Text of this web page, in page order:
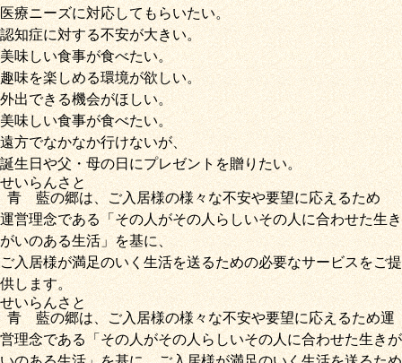
医療ニーズに対応してもらいたい。
認知症に対する不安が大きい。
美味しい食事が食べたい。
趣味を楽しめる環境が欲しい。
外出できる機会がほしい。
美味しい食事が食べたい。
遠方でなかなか行けないが、
誕生日や父・母の日にプレゼントを贈りたい。
青藍
せいらん
の郷
さと
は、ご入居様の様々な不安や要望に応えるため
運営理念である「その人がその人らしいその人に合わせた生き
がいのある生活」を基に、
ご入居様が満足のいく生活を送るための必要なサービスをご提
供します。
青藍
せいらん
の郷
さと
は、ご入居様の様々な不安や要望に応えるため運
営理念である「その人がその人らしいその人に合わせた生きが